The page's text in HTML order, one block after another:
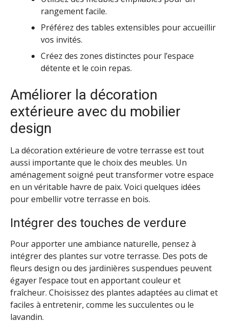
rangement facile.
Préférez des tables extensibles pour accueillir
vos invités.
Créez des zones distinctes pour l’espace
détente et le coin repas.
Améliorer la décoration
extérieure avec du mobilier
design
La décoration extérieure de votre terrasse est tout
aussi importante que le choix des meubles. Un
aménagement soigné peut transformer votre espace
en un véritable havre de paix. Voici quelques idées
pour embellir votre terrasse en bois.
Intégrer des touches de verdure
Pour apporter une ambiance naturelle, pensez à
intégrer des plantes sur votre terrasse. Des pots de
fleurs design ou des jardinières suspendues peuvent
égayer l’espace tout en apportant couleur et
fraîcheur. Choisissez des plantes adaptées au climat et
faciles à entretenir, comme les succulentes ou le
lavandin.